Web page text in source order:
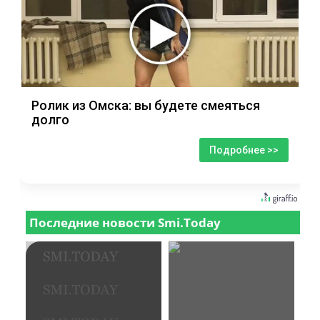
Ролик из Омска: вы будете смеяться
долго
Подробнее >>